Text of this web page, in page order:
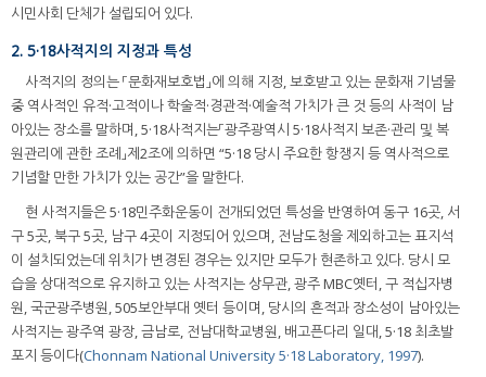
시민사회 단체가 설립되어 있다.
2. 5·18사적지의 지정과 특성
사적지의 정의는 「문화재보호법」에 의해 지정, 보호받고 있는 문화재 기념물
중 역사적인 유적·고적이나 학술적·경관적·예술적 가치가 큰 것 등의 사적이 남
아있는 장소를 말하며, 5·18사적지는「광주광역시 5·18사적지 보존·관리 및 복
원관리에 관한 조례」제2조에 의하면 “5·18 당시 주요한 항쟁지 등 역사적으로
기념할 만한 가치가 있는 공간”을 말한다.
현 사적지들은 5·18민주화운동이 전개되었던 특성을 반영하여 동구 16곳, 서
구 5곳, 북구 5곳, 남구 4곳이 지정되어 있으며, 전남도청을 제외하고는 표지석
이 설치되었는데 위치가 변경된 경우는 있지만 모두가 현존하고 있다. 당시 모
습을 상대적으로 유지하고 있는 사적지는 상무관, 광주 MBC옛터, 구 적십자병
원, 국군광주병원, 505보안부대 옛터 등이며, 당시의 흔적과 장소성이 남아있는
사적지는 광주역 광장, 금남로, 전남대학교병원, 배고픈다리 일대, 5·18 최초발
포지 등이다(Chonnam National University 5·18 Laboratory, 1997).